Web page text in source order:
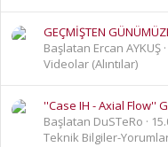
GEÇMİŞTEN
Başlatan Ercan AYKUŞ
Videolar (Alıntılar)
''Case IH - Axial Flow''
Başlatan DuSTeRo
Teknik Bilgiler-